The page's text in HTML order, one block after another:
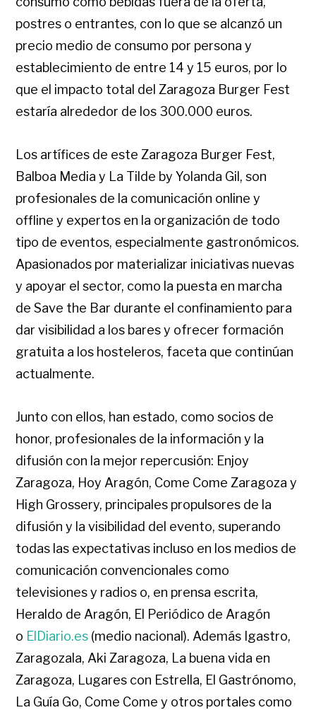
postres o entrantes, con lo que se alcanzó un
precio medio de consumo por persona y
establecimiento de entre 14 y 15 euros, por lo
que el impacto total del Zaragoza Burger Fest
estaría alrededor de los 300.000 euros.
Los artífices de este Zaragoza Burger Fest,
Balboa Media y La Tilde by Yolanda Gil, son
profesionales de la comunicación online y
offline y expertos en la organización de todo
tipo de eventos, especialmente gastronómicos.
Apasionados por materializar iniciativas nuevas
y apoyar el sector, como la puesta en marcha
de Save the Bar durante el confinamiento para
dar visibilidad a los bares y ofrecer formación
gratuita a los hosteleros, faceta que continúan
actualmente.
Junto con ellos, han estado, como socios de
honor, profesionales de la información y la
difusión con la mejor repercusión: Enjoy
Zaragoza, Hoy Aragón, Come Come Zaragoza y
High Grossery, principales propulsores de la
difusión y la visibilidad del evento, superando
todas las expectativas incluso en los medios de
comunicación convencionales como
televisiones y radios o, en prensa escrita,
Heraldo de Aragón, El Periódico de Aragón
o ElDiario.es (medio nacional). Además Igastro,
Zaragozala, Aki Zaragoza, La buena vida en
Zaragoza, Lugares con Estrella, El Gastrónomo,
La Guía Go, Come Come y otros portales como